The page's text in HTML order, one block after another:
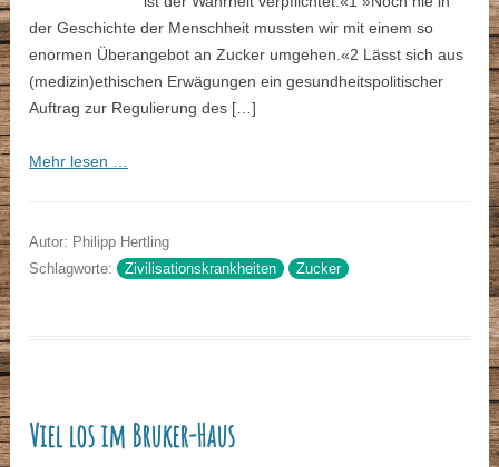
der Geschichte der Menschheit mussten wir mit einem so
enormen Überangebot an Zucker umgehen.«2 Lässt sich aus
(medizin)ethischen Erwägungen ein gesundheitspolitischer
Auftrag zur ­Regulierung des […]
Mehr lesen …
Autor: Philipp Hertling
Schlagworte: Zivilisationskrankheiten Zucker
Viel los im Bruker-Haus